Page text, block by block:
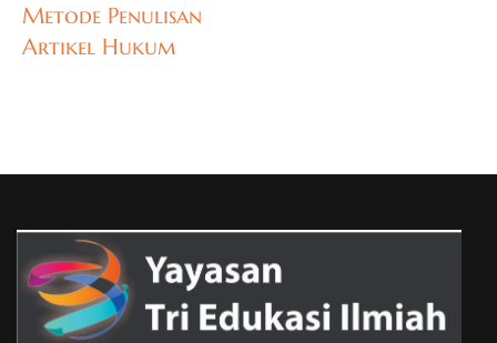
Metode Penulisan
Artikel Hukum